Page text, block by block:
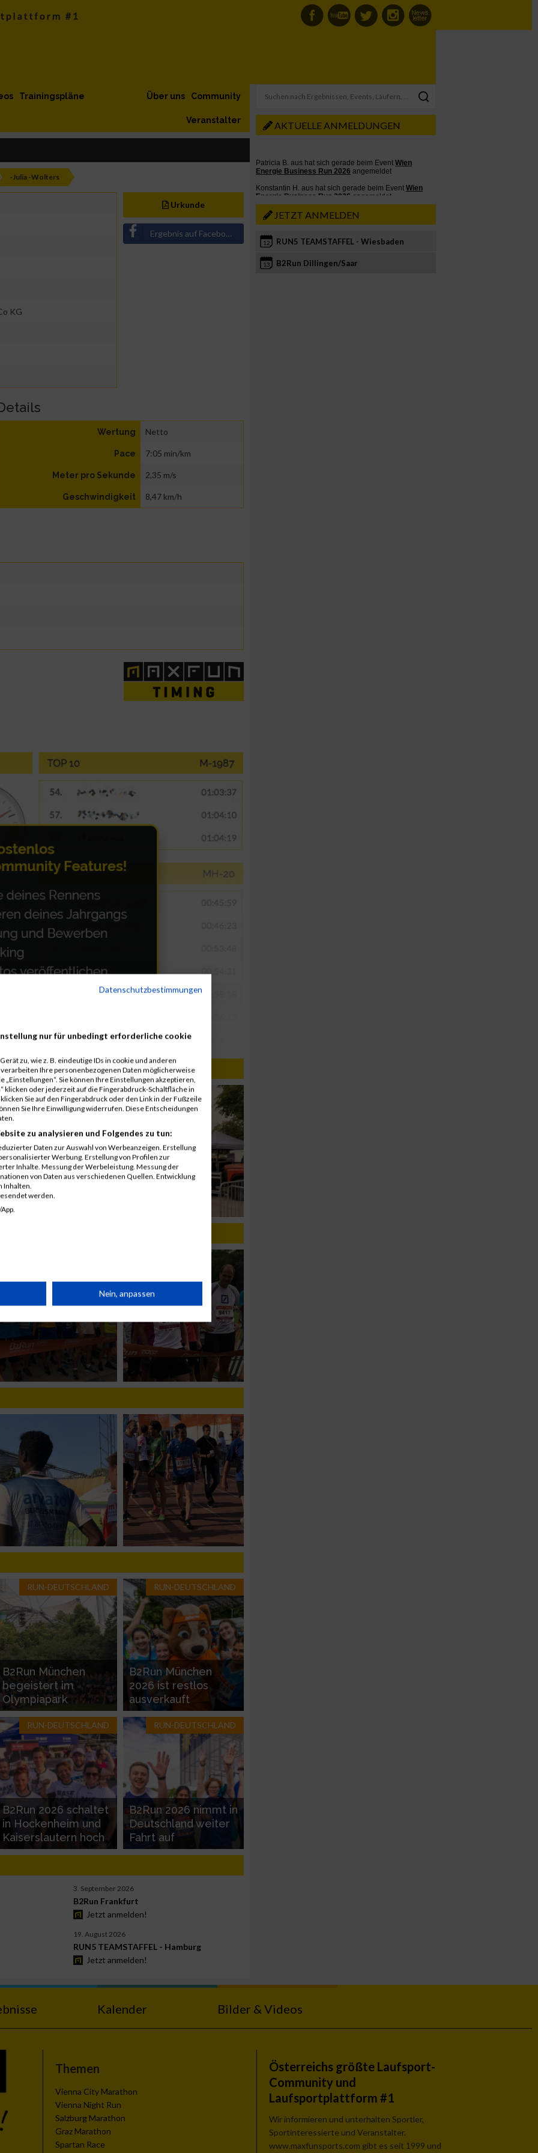
Trainingspläne Community
Über uns
Veranstalter
-Julia -Wolters
KG
Urkunde
Ergebnis auf Facebook teilen
Wertung Netto
Pace 7:05 min/km
Meter pro Sekunde 2,35 m/s
Geschwindigkeit 8,47 km/h
RUN-DEUTSCHLAND
B2Run München
begeistert im
Olympiapark
RUN-DEUTSCHLAND
B2Run München
2026 ist restlos
ausverkauft
RUN-DEUTSCHLAND
B2Run 2026 schaltet
in Hockenheim und
Kaiserslautern hoch
RUN-DEUTSCHLAND
B2Run 2026 nimmt in
Deutschland weiter
Fahrt auf
3. September 2026
B2Run Frankfurt
Jetzt anmelden!
19. August 2026
RUN5 TEAMSTAFFEL - Hamburg
Jetzt anmelden!
AKTUELLE ANMELDUNGEN
JETZT ANMELDEN
12 RUN5 TEAMSTAFFEL - Wiesbaden
13 B2Run Dillingen/Saar
Kalender Bilder & Videos
Themen
Vienna City Marathon
Vienna Night Run
Salzburg Marathon
Graz Marathon
Spartan Race
Österreichs größte Laufsport-
Community und
Laufsportplattform #1
Wir informieren und unterhalten Sportler,
Sportinteressierte und Veranstalter.
www.maxfunsports.com gibt es seit 1999 und
Datenschutzbestimmungen
nur für unbedingt erforderliche cookie
zu, wie z. B. eindeutige IDs in cookie und anderen
Ihre personenbezogenen Daten möglicherweise
Sie können Ihre Einstellungen akzeptieren,
klicken oder jederzeit auf die Fingerabdruck-Schaltfläche in
Sie auf den Fingerabdruck oder den Link in der Fußzeile
Sie Ihre Einwilligung widerrufen. Diese Entscheidungen
zu analysieren und Folgendes zu tun:
Daten zur Auswahl von Werbeanzeigen. Erstellung
Werbung. Erstellung von Profilen zur
Inhalte. Messung der Werbeleistung. Messung der
von Daten aus verschiedenen Quellen. Entwicklung
Inhalten.
werden.
Daten aus
Nein, anpassen